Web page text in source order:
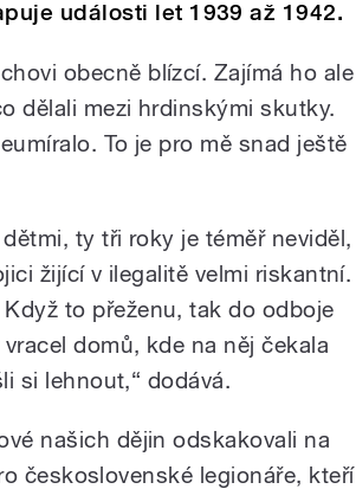
události let 1939 až 1942.
obecně blízcí. Zajímá ho ale
dělali mezi hrdinskými skutky.
To je pro mě snad ještě
ty tři roky je téměř neviděl,
žijící v ilegalitě velmi riskantní.
to přeženu, tak do odboje
domů, kde na něj čekala
si lehnout,“ dodává.
našich dějin odskakovali na
československé legionáře, kteří